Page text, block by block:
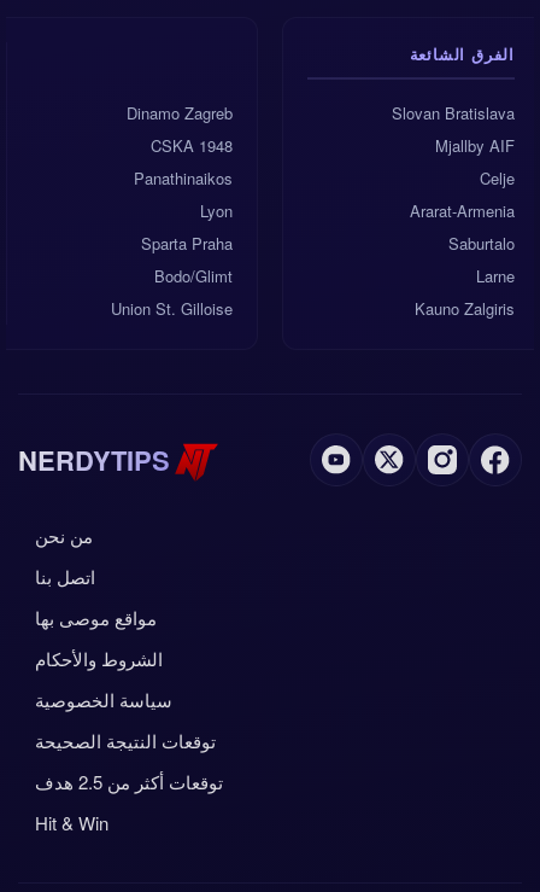
الفرق الشائعة
Slovan Bratislava
Mjallby AIF
Celje
Ararat-Armenia
Saburtalo
Larne
Kauno Zalgiris
Dinamo Zagreb
CSKA 1948
Panathinaikos
Lyon
Sparta Praha
Bodo/Glimt
Union St. Gilloise
NERDYTIPS
من نحن
اتصل بنا
مواقع موصى بها
الشروط والأحكام
سياسة الخصوصية
توقعات النتيجة الصحيحة
توقعات أكثر من 2.5 هدف
Hit & Win